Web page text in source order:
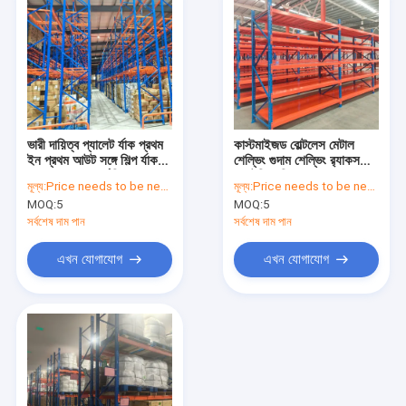
ভিডিও
ভারী দায়িত্ব প্যালেট র্যাক প্রথম
ইন প্রথম আউট সঙ্গে শিল্প র্যাক
মূল্য:Price needs to be negotiated
MOQ:5
সর্বশেষ দাম পান
এখন যোগাযোগ
কাস্টমাইজড বোল্টলেস মেটাল
শেল্ভিং গুদাম শেল্ভিং র‍্যাকস
মূল্য:Price needs to be negotiated
MOQ:5
সর্বশেষ দাম পান
এখন যোগাযোগ